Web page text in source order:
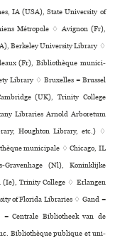
IA (USA), State University of
Métropole ♢ Avignon (Fr),
Berkeley University Library ♢
(Fr), Bibliothèque muni­ci­
Library ♢ Bruxelles = Brussel
(UK), Trinity College
Libraries Arnold Arboretum
Houghton Library, etc.) ♢
muni­ci­pale ♢ Chicago, IL
(Nl), Koninklijke
Trinity College ♢ Erlangen
of Florida Libraries ♢ Gand =
= Centrale Bibliotheek van de
Bibliothèque publi­que et uni­